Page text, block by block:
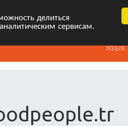
делиться
сервисам.
Язык